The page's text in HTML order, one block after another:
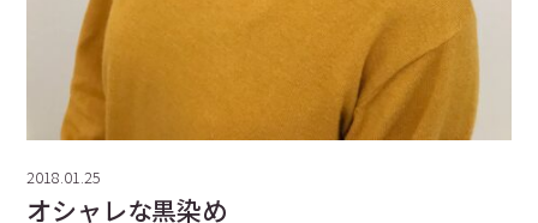
2018.01.25
オシャレな黒染め